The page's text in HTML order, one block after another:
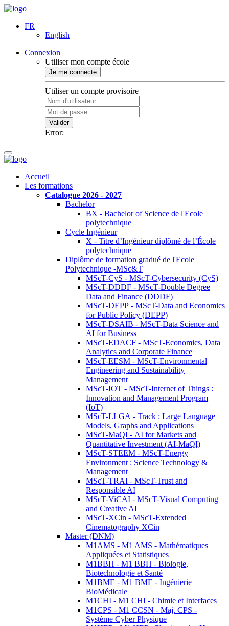
FR
English
Connexion
Utiliser mon compte école
Je me connecte
Utiliser un compte provisoire
Valider
Error:
Accueil
Les formations
Catalogue 2026 - 2027
Bachelor
BX - Bachelor of Science de l'Ecole
polytechnique
Cycle Ingénieur
X - Titre d’Ingénieur diplômé de l’École
polytechnique
Diplôme de formation gradué de l'Ecole
Polytechnique -MSc&T
MScT-CyS - MScT-Cybersecurity (CyS)
MScT-DDDF - MScT-Double Degree
Data and Finance (DDDF)
MScT-DEPP - MScT-Data and Economics
for Public Policy (DEPP)
MScT-DSAIB - MScT-Data Science and
AI for Business
MScT-EDACF - MScT-Economics, Data
Analytics and Corporate Finance
MScT-EESM - MScT-Environmental
Engineering and Sustainability
Management
MScT-IOT - MScT-Internet of Things :
Innovation and Management Program
(IoT)
MScT-LLGA - Track : Large Language
Models, Graphs and Applications
MScT-MaQI - AI for Markets and
Quantitative Investment (AI-MaQI)
MScT-STEEM - MScT-Energy
Environment : Science Technology &
Management
MScT-TRAI - MScT-Trust and
Responsible AI
MScT-ViCAI - MScT-Visual Computing
and Creative AI
MScT-XCin - MScT-Extended
Cinematography XCin
Master (DNM)
M1AMS - M1 AMS - Mathématiques
Appliquées et Statistiques
M1BBH - M1 BBH - Biologie,
Biotechnologie et Santé
M1BME - M1 BME - Ingénierie
BioMédicale
M1CHI - M1 CHI - Chimie et Interfaces
M1CPS - M1 CCSN - Maj. CPS -
Système Cyber Physique